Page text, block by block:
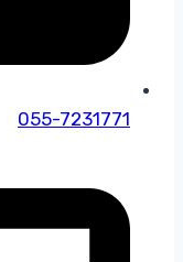
055-7231771